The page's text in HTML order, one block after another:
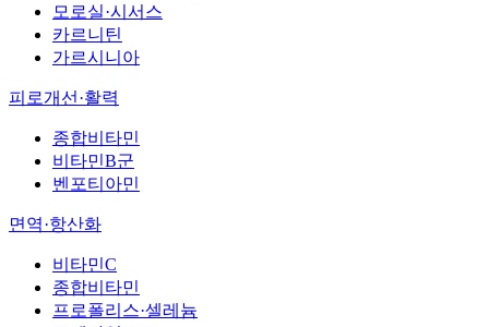
모로실·시서스
카르니틴
가르시니아
피로개선·활력
종합비타민
비타민B군
벤포티아민
면역·항산화
비타민C
종합비타민
프로폴리스·셀레늄